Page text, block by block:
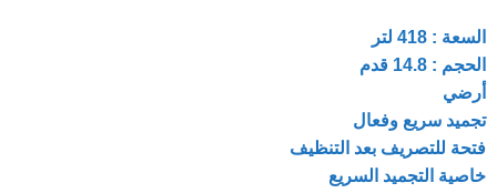
السعة : 418 لتر
الحجم : 14.8 قدم
أرضي
تجميد سريع وفعال
فتحة للتصريف بعد التنظيف
خاصية التجميد السريع